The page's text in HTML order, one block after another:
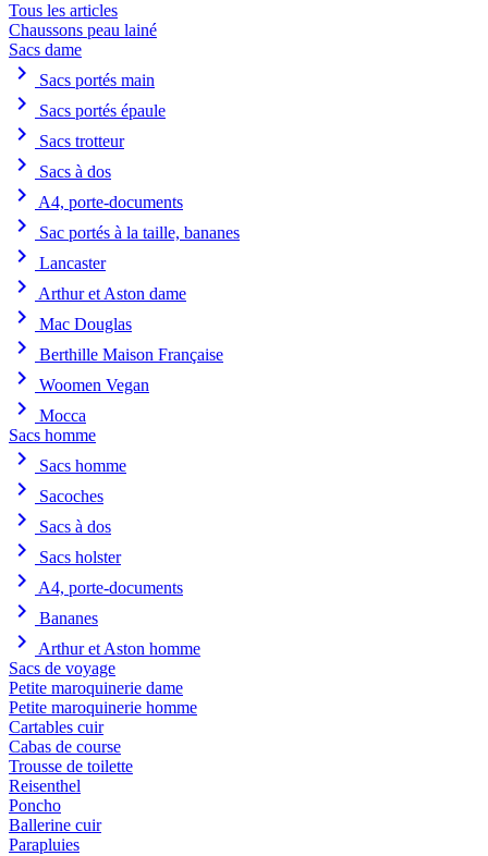
Tous les articles
Chaussons peau lainé
Sacs dame
chevron_right Sacs portés main
chevron_right Sacs portés épaule
chevron_right Sacs trotteur
chevron_right Sacs à dos
chevron_right A4, porte-documents
chevron_right Sac portés à la taille, bananes
chevron_right Lancaster
chevron_right Arthur et Aston dame
chevron_right Mac Douglas
chevron_right Berthille Maison Française
chevron_right Woomen Vegan
chevron_right
Mocca
Sacs homme
chevron_right Sacs homme
chevron_right Sacoches
chevron_right Sacs à dos
chevron_right Sacs holster
chevron_right A4, porte-documents
chevron_right Bananes
chevron_right
Arthur et Aston homme
Sacs de voyage
Petite maroquinerie dame
Petite maroquinerie homme
Cartables cuir
Cabas de course
Trousse de toilette
Reisenthel
Poncho
Ballerine cuir
Parapluies